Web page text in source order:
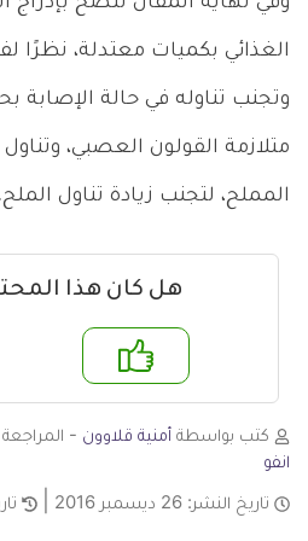
الغذائي بكميات معتدلة، نظرًا
وتجنب تناوله في حالة
متلازمة القولون العصبي، وتناول
المملح، لتجنب زيادة تناول
هل كان هذا
لا
كتب بواسطة أمنية قلاوون -
انفو
تاريخ النشر: 26 ديسمبر 2016